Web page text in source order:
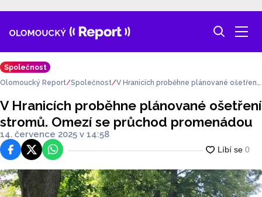
Společnost
Olomoucký Report Společnost V Hranicích proběhne plánované ošetření
V Hranicích proběhne plánované ošetření
stromů. Omezí se průchod promenádou
14. července 2025 v 14:58
FacebookPlatforma X
WhatsApp